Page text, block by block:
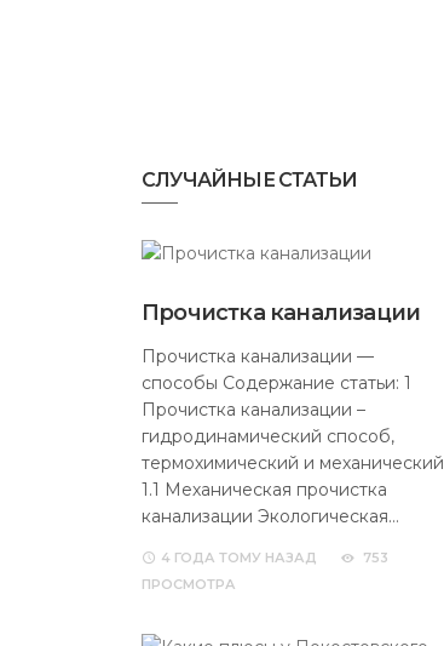
СЛУЧАЙНЫЕ СТАТЬИ
Прочистка канализации
Прочистка канализации —
способы Содержание статьи: 1
Прочистка канализации –
гидродинамический способ,
термохимический и механический
1.1 Механическая прочистка
канализации Экологическая…
4 ГОДА ТОМУ НАЗАД
753
ПРОСМОТРА